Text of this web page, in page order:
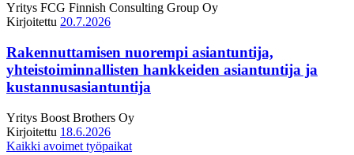
Yritys FCG Finnish Consulting Group Oy
Kirjoitettu 20.7.2026
Rakennuttamisen nuorempi asiantuntija,
yhteistoiminnallisten hankkeiden asiantuntija ja
kustannusasiantuntija
Yritys Boost Brothers Oy
Kirjoitettu 18.6.2026
Kaikki avoimet työpaikat